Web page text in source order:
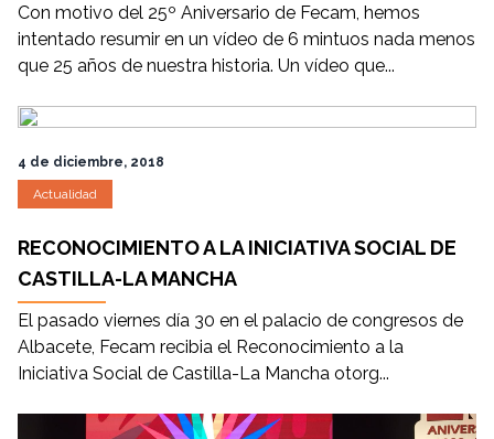
Con motivo del 25º Aniversario de Fecam, hemos
intentado resumir en un vídeo de 6 mintuos nada menos
que 25 años de nuestra historia. Un vídeo que...
4 de diciembre, 2018
Actualidad
RECONOCIMIENTO A LA INICIATIVA SOCIAL DE
CASTILLA-LA MANCHA
El pasado viernes día 30 en el palacio de congresos de
Albacete, Fecam recibia el Reconocimiento a la
Iniciativa Social de Castilla-La Mancha otorg...